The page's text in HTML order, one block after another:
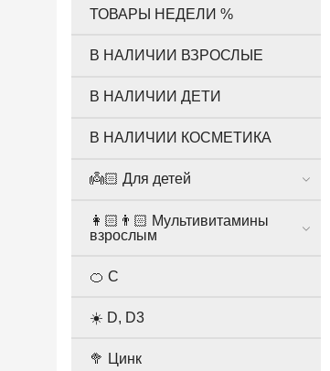
ТОВАРЫ НЕДЕЛИ %
В НАЛИЧИИ ВЗРОСЛЫЕ
В НАЛИЧИИ ДЕТИ
В НАЛИЧИИ КОСМЕТИКА
👼🏻 Для детей
👩🏻👨🏻 Мультивитамины
взрослым
🍊 С
☀️ D, D3
🥦 Цинк